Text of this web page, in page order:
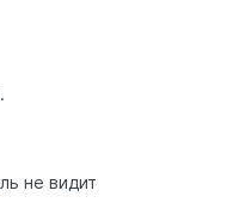
не видит